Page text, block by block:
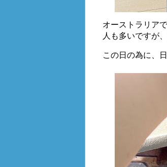
オーストラリア
人も多いですが
この日の為に、